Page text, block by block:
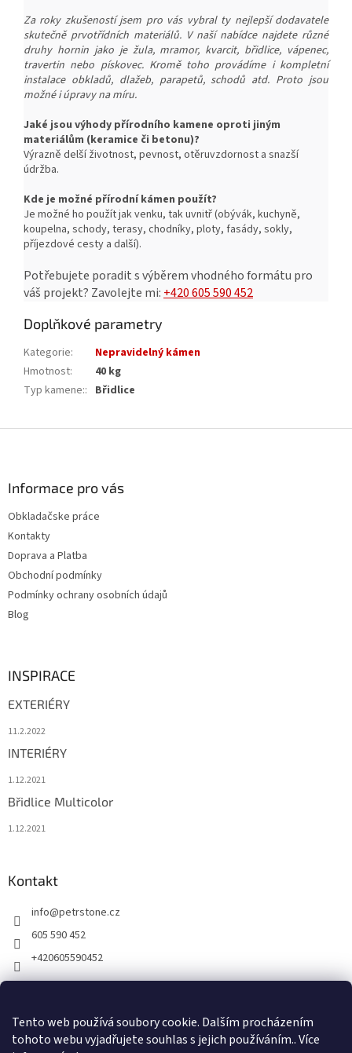
Tento web používá soubory cookie. Dalším procházením
tohoto webu vyjadřujete souhlas s jejich používáním.. Více
Za roky zkušeností jsem pro vás vybral ty nejlepší dodavatele
skutečně prvotřídních materiálů. V naší nabídce najdete různé
druhy hornin jako je žula, mramor, kvarcit, břidlice, vápenec,
travertin nebo pískovec. Kromě toho provádíme i kompletní
instalace obkladů, dlažeb, parapetů, schodů atd. Proto jsou
možné i úpravy na míru.
Jaké jsou výhody přírodního kamene oproti jiným
materiálům (keramice či betonu)?
Výrazně delší životnost, pevnost, otěruvzdornost a snazší
údržba.
Kde je možné přírodní kámen použít?
Je možné ho použít jak venku, tak uvnitř (obývák, kuchyně,
koupelna, schody, terasy, chodníky, ploty, fasády, sokly,
příjezdové cesty a další).
Potřebujete poradit s výběrem vhodného formátu pro
váš projekt? Zavolejte mi:+420 605 590 452
Doplňkové parametry
Kategorie:
Nepravidelný kámen
Hmotnost:
40 kg
Typ kamene:: Břidlice
Informace pro vás
Obkladačske práce
Kontakty
Doprava a Platba
Obchodní podmínky
Podmínky ochrany osobních údajů
Blog
INSPIRACE
EXTERIÉRY
11.2.2022
INTERIÉRY
1.12.2021
Břidlice Multicolor
1.12.2021
Kontakt
info@petrstone.cz
605 590 452
+420605590452
Facebook